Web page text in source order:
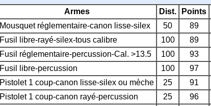
Armes Dist. Points
Mousquet réglementaire-canon lisse-silex 50 89
Fusil libre-rayé-silex-tous calibre 100 89
Fusil réglementaire-percussion-Cal. >13.5 100 93
Fusil libre-percussion 100 97
Pistolet 1 coup-canon lisse-silex ou mèche 25 91
Pistolet 1 coup-canon rayé-percussion 25 96